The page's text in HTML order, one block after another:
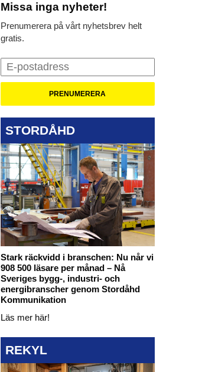
Missa inga nyheter!
Prenumerera på vårt nyhetsbrev helt
gratis.
STORDÅHD
Stark räckvidd i branschen: Nu når vi
908 500 läsare per månad – Nå
Sveriges bygg-, industri- och
energibranscher genom Stordåhd
Kommunikation
Läs mer här!
REKYL